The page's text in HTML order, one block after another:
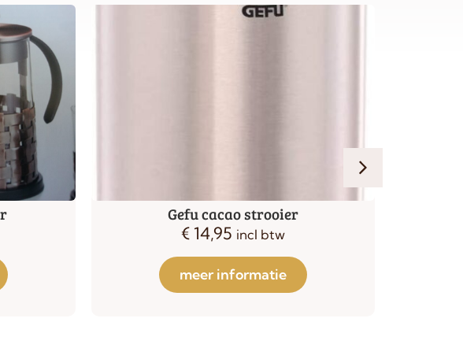
Cacao strooier diverse sjablonen
24,95€14,95 incl btw
meer informatie